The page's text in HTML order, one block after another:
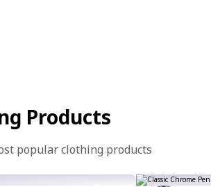
Products
popular clothing products